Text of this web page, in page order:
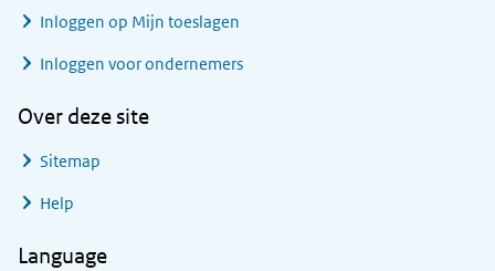
Inloggen op Mijn toeslagen
Inloggen voor ondernemers
Over deze site
Sitemap
Help
Language